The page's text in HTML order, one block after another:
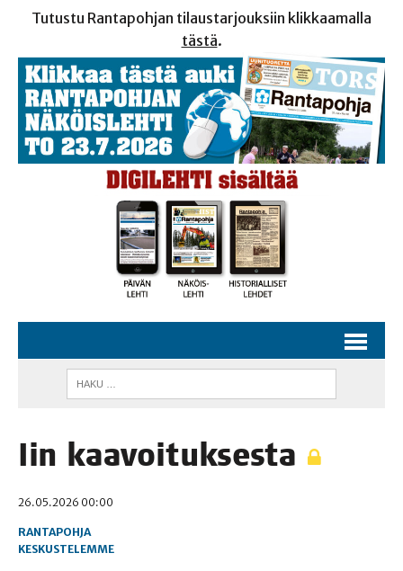
Tutustu Rantapohjan tilaustarjouksiin klikkaamalla
tästä.
Iin kaa­voi­tuk­ses­ta
26.05.2026 00:00
RANTAPOHJA
KESKUSTELEMME